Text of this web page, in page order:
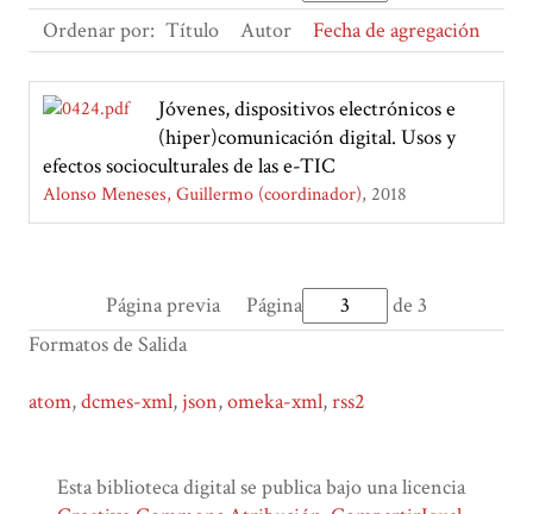
Ordenar por: Título Autor Fecha de agregación
Jóvenes, dispositivos electrónicos e
(hiper)comunicación digital. Usos y
efectos socioculturales de las e-TIC
Alonso Meneses, Guillermo (coordinador) 2018
Página previa Página
de 3
Formatos de Salida
atom,dcmes-xml, json,omeka-xml,rss2
Esta biblioteca digital se publica bajo una licencia